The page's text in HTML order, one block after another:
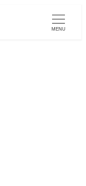
MENU